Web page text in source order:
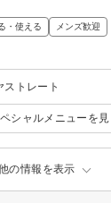
・使える メンズ歓迎
トレート
シャルメニューを見
の情報を表示